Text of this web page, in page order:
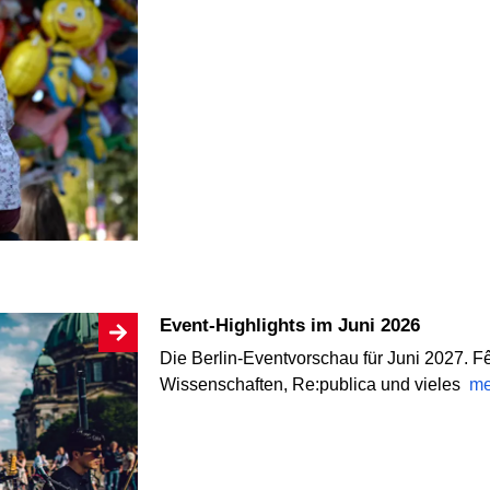
Event-Highlights im Juni 2026
Die Berlin-Eventvorschau für Juni 2027.
Wissenschaften, Re:publica und vieles